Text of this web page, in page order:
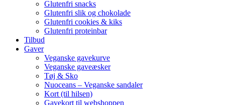
Glutenfri snacks
Glutenfri slik og chokolade
Glutenfri cookies & kiks
Glutenfri proteinbar
Tilbud
Gaver
Veganske gavekurve
Veganske gaveæsker
Tøj & Sko
Nuoceans – Veganske sandaler
Kort (til hilsen)
Gavekort til webshoppen